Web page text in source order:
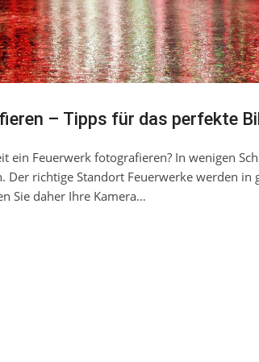
– Tipps für das perfekte
ein Feuerwerk fotografieren? In wenigen
Der richtige Standort Feuerwerke werden in
Sie daher Ihre Kamera…